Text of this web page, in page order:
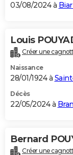
03/08/2024 à
Louis
Créer une
Naissance
28/01/1924 à
Décès
22/05/2024 à
Bernard
Créer une